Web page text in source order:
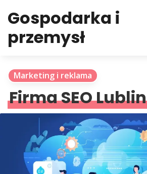
Gospodarka i
przemysł
Marketing i reklama
Firma SEO Lublin